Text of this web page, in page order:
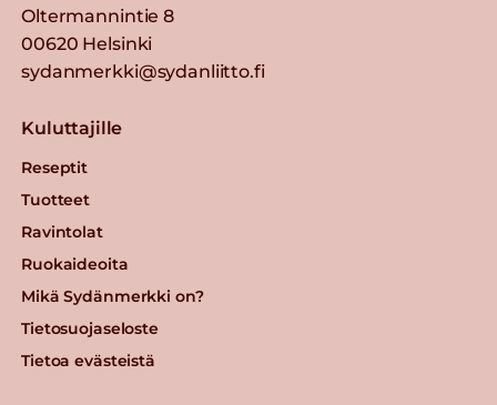
Oltermannintie 8
00620 Helsinki
sydanmerkki@sydanliitto.fi
Kuluttajille
Reseptit
Tuotteet
Ravintolat
Ruokaideoita
Mikä Sydänmerkki on?
Tietosuojaseloste
Tietoa evästeistä